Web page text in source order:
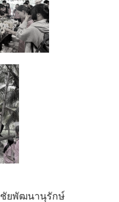
ชัยพัฒนานุรักษ์